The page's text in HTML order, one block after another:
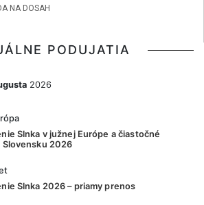
NA DOSAH
PODUJATIA
2026
Slnka v južnej Európe a čiastočné
Slovensku 2026
Slnka 2026 – priamy prenos